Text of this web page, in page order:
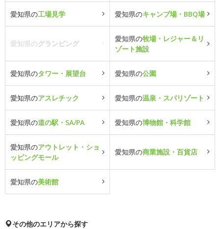
愛知県の工場見学 愛知県のキャンプ場・BBQ場
愛知県のグランピング
愛知県の牧場・レジャー＆リ
ゾート施設
愛知県のタワー・展望台 愛知県の公園
愛知県のアスレチック 愛知県の温泉・スパリゾート
愛知県の道の駅・SA/PA 愛知県の博物館・科学館
愛知県のアウトレット・ショ
ッピングモール
愛知県の商業施設・百貨店
愛知県の美術館
その他のエリアから探す